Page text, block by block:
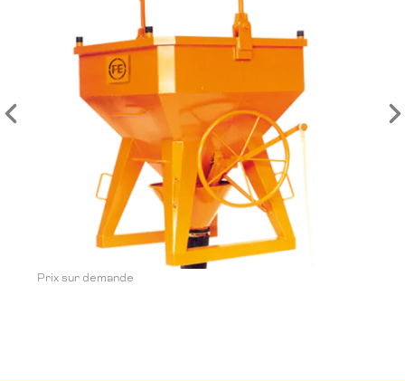
Prix sur demande